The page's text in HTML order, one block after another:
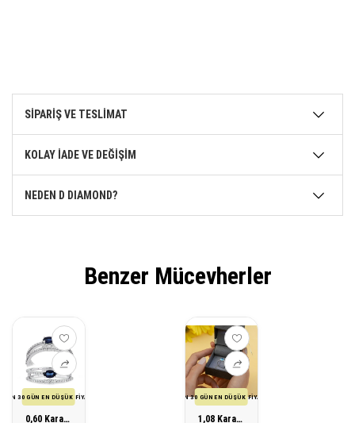
SİPARİŞ VE TESLİMAT
KOLAY İADE VE DEĞİŞİM
NEDEN D DIAMOND?
Benzer Mücevherler
SON 30 GÜN EN DÜŞÜK FİYATI
0,60 Karat Pırlanta Safir Yüzük
SON 30 GÜN EN DÜŞÜK FİYATI
1,08 Karat Pırlanta Blue Topaz Yüzük